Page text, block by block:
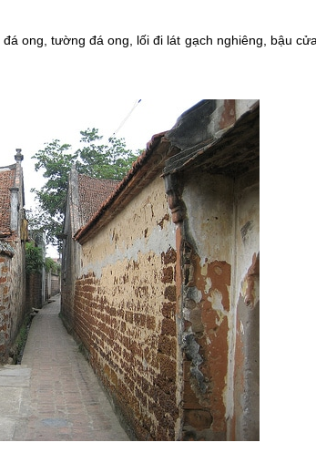
ong, tường đá ong, lối đi lát gạch nghiêng, bậu